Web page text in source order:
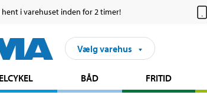
i varehuset inden for 2 timer!
Vælg varehus
BÅD FRITID